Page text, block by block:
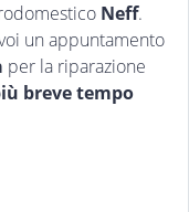
Neff.
un appuntamento
per la riparazione
breve tempo